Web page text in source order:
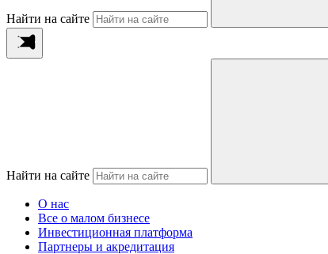
Найти на сайте
Найти на сайте
О нас
Все о малом бизнесе
Инвестиционная платформа
Партнеры и акредитация